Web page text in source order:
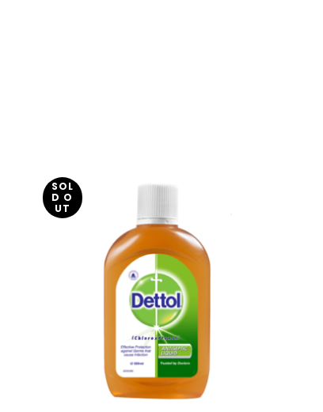
SOL
D O
UT